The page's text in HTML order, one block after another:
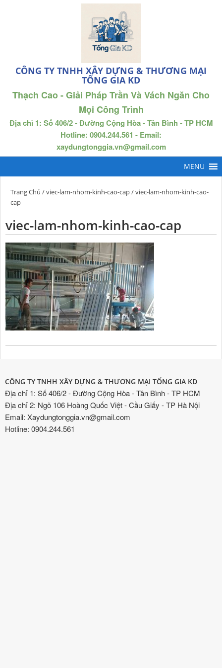
CÔNG TY TNHH XÂY DỰNG & THƯƠNG MẠI
TỐNG GIA KD
Thạch Cao - Giải Pháp Trần Và Vách Ngăn Cho
Mọi Công Trình
Địa chỉ 1: Số 406/2 - Đường Cộng Hòa - Tân Bình - TP HCM
Hotline: 0904.244.561 - Email:
xaydungtonggia.vn@gmail.com
Trang Chủ /viec-lam-nhom-kinh-cao-cap/ viec-lam-nhom-kinh-cao-
cap
viec-lam-nhom-kinh-cao-cap
CÔNG TY TNHH XÂY DỰNG & THƯƠNG MẠI TỐNG GIA KD
Địa chỉ 1: Số 406/2 - Đường Cộng Hòa - Tân Bình - TP HCM
Địa chỉ 2: Ngõ 106 Hoàng Quốc Việt - Cầu Giấy - TP Hà Nội
Email: Xaydungtonggia.vn@gmail.com
Hotline: 0904.244.561